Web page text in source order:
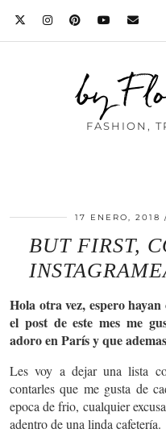
by
FASHION,
17 ENERO, 2018
BUT FIRST,
Hola otra vez, espero
el post de este mes me
adoro en París y que
Les voy a dejar una lista
contarles que me gusta de
epoca de frio, cualquier
adentro de una linda cafetería.